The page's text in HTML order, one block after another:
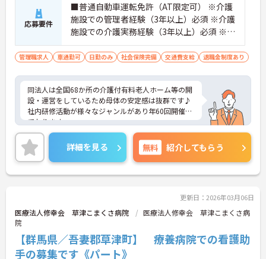
応募要件
■普通自動車運転免許（AT限定可） ※介護
施設での管理者経験（3年以上）必須 ※介護
施設での介護実務経験（3年以上）必須 ※ヘ
ルパー2級または初任者研修など介護資格保
有者歓迎
管理職求人 車通勤可 日勤のみ 社会保険完備 交通費支給 退職金制度あり
同法人は全国68か所の介護付有料老人ホーム等の開
設・運営をしているため母体の安定感は抜群です♪
社内研修活動が様々なジャンルがあり年60回開催し
ております。
個々が望む将来像に合わせてキャリアパスを選ぶこ
ともできます。
ご興味ある方には面接対策ポイントなど、さらに詳
しい詳細をお話いたしますのでお気軽にご相談くだ
さい。
詳細を見る 無料 紹介してもらう
更新日：2026年03月06日
医療法人修幸会 草津こまくさ病院
医療法人修幸会 草津こまくさ病
院
【群馬県／吾妻郡草津町】 療養病院での看護助
手の募集です《パート》